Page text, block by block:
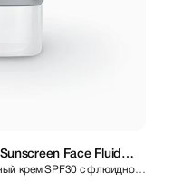
Face Fluid
крем SPF30 с флюидной